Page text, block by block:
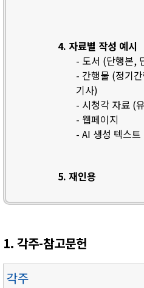
4. 자료별 작성 예시
- 도서 (단행본,
- 간행물 (정기
기사)
- 시청각 자료 (
- 웹페이지
- AI 생성 텍스트
5. 재인용
1. 각주-참고문헌
각주